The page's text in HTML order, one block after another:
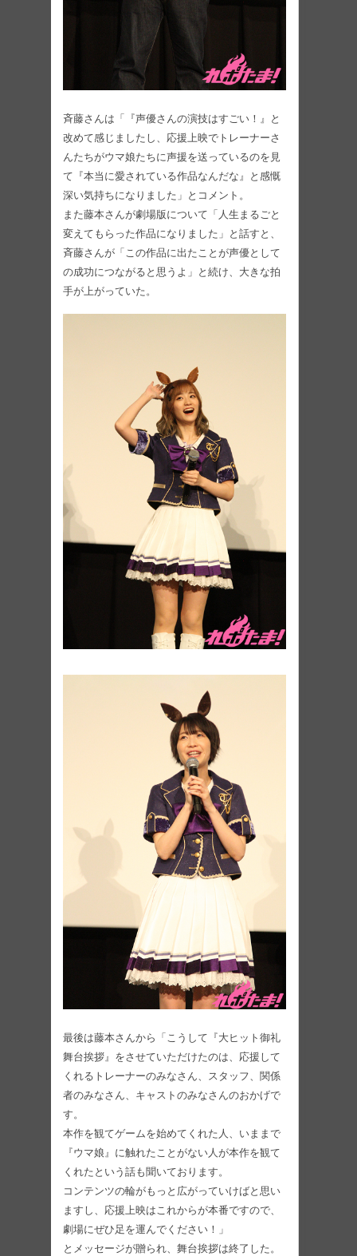
斉藤さんは「『声優さんの演技はすごい！』と
改めて感じましたし、応援上映でトレーナーさ
んたちがウマ娘たちに声援を送っているのを見
て『本当に愛されている作品なんだな』と感慨
深い気持ちになりました」とコメント。
また藤本さんが劇場版について「人生まるごと
変えてもらった作品になりました」と話すと、
斉藤さんが「この作品に出たことが声優として
の成功につながると思うよ」と続け、大きな拍
手が上がっていた。
最後は藤本さんから「こうして『大ヒット御礼
舞台挨拶』をさせていただけたのは、応援して
くれるトレーナーのみなさん、スタッフ、関係
者のみなさん、キャストのみなさんのおかげで
す。
本作を観てゲームを始めてくれた人、いままで
『ウマ娘』に触れたことがない人が本作を観て
くれたという話も聞いております。
コンテンツの輪がもっと広がっていけばと思い
ますし、応援上映はこれからが本番ですので、
劇場にぜひ足を運んでください！」
とメッセージが贈られ、舞台挨拶は終了した。